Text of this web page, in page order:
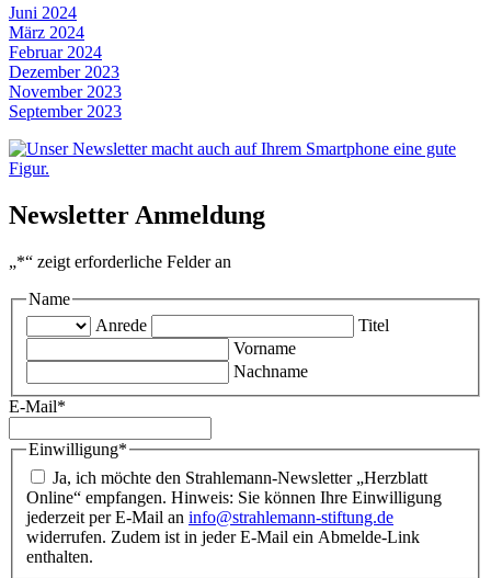
Juni 2024
März 2024
Februar 2024
Dezember 2023
November 2023
September 2023
Newsletter Anmeldung
„*“ zeigt erforderliche Felder an
Name
Anrede
Titel
Vorname
Nachname
E-Mail*
Einwilligung*
Ja, ich möchte den Strahlemann-Newsletter „Herzblatt
Online“ empfangen. Hinweis: Sie können Ihre Einwilligung
jederzeit per E-Mail an info@strahlemann-stiftung.de
widerrufen. Zudem ist in jeder E-Mail ein Abmelde-Link
enthalten.